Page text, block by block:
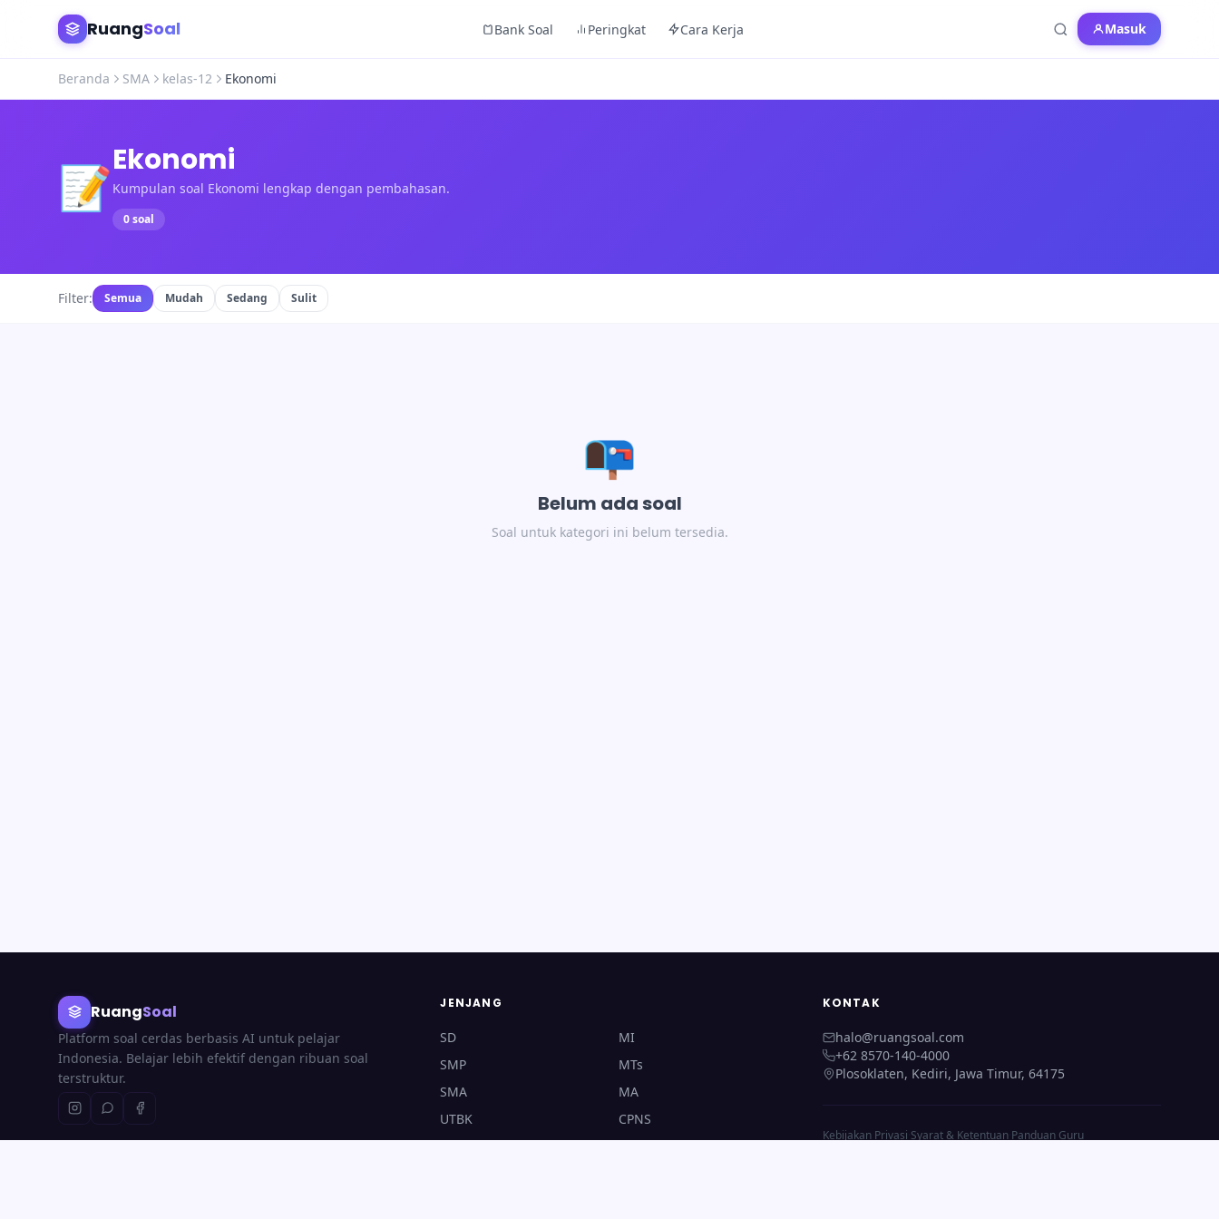
RuangSoal Bank Soal Peringkat Cara Kerja Masuk
Beranda SMA kelas-12 Ekonomi
📝Ekonomi
Kumpulan soal Ekonomi lengkap dengan pembahasan.
0 soal
Filter: Semua Mudah Sedang Sulit
📭
Belum ada soal
Soal untuk kategori ini belum tersedia.
RuangSoal
Platform soal cerdas berbasis AI untuk pelajar
Indonesia. Belajar lebih efektif dengan ribuan soal
terstruktur.
JENJANG
SD
MI
SMP
MTs
SMA
MA
UTBK
CPNS
KONTAK
halo@ruangsoal.com
+62 8570-140-4000
Plosoklaten, Kediri, Jawa Timur, 64175
Kebijakan Privasi Syarat & Ketentuan· Panduan Guru